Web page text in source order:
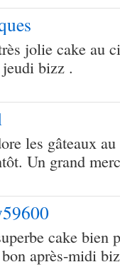
jolie cake au
bizz .
les gâteaux
Un grand
cake bien
après-midi